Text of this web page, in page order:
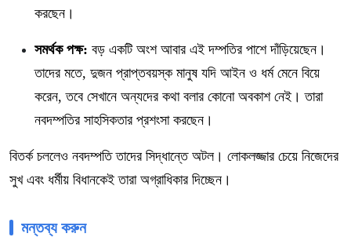
করছেন।
সমর্থক পক্ষ: বড় একটি অংশ আবার এই দম্পতির পাশে দাঁড়িয়েছেন।
তাদের মতে, দুজন প্রাপ্তবয়স্ক মানুষ যদি আইন ও ধর্ম মেনে বিয়ে
করেন, তবে সেখানে অন্যদের কথা বলার কোনো অবকাশ নেই। তারা
নবদম্পতির সাহসিকতার প্রশংসা করছেন।
বিতর্ক চললেও নবদম্পতি তাদের সিদ্ধান্তে অটল। লোকলজ্জার চেয়ে নিজেদের
সুখ এবং ধর্মীয় বিধানকেই তারা অগ্রাধিকার দিচ্ছেন।
মন্তব্য করুন